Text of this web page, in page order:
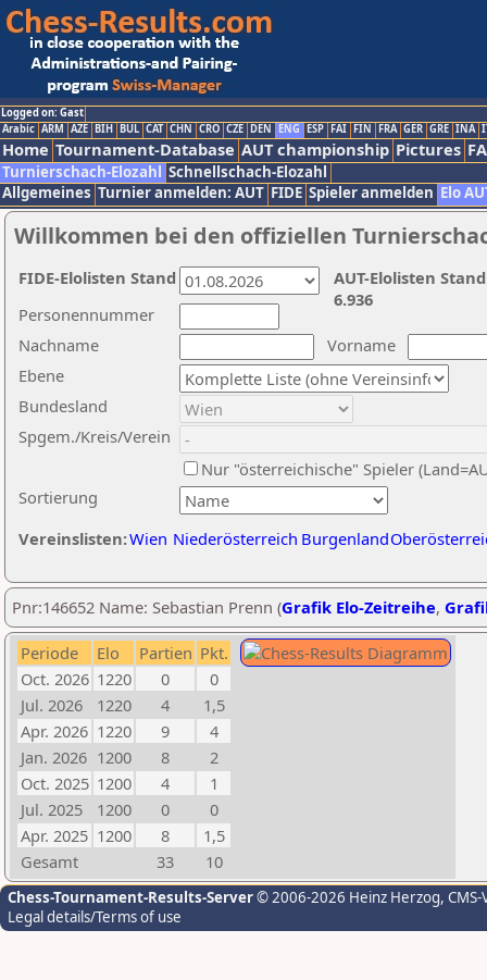
Logged on: Gast
Arabic ARM AZE BIH BUL CAT CHN CRO CZE DEN ENG ESP FAI FIN FRA GER GRE INA
Home Tournament-Database AUT championship Pictures
Turnierschach-Elozahl Schnellschach-Elozahl
Allgemeines Turnier anmelden: AUT FIDE Spieler anmelden Elo
Willkommen bei den offiziellen
Nachname
Vorname
Ebene
Sortierung
Personennummer
Bundesland
Spgem./Kreis/Verein
Nur "österreichische" Spieler
Vereinslisten:Wien Niederösterreich Burgenland
AUT-Elolisten
6.936
FIDE-Elolisten Stand
Pnr:146652 Name: Sebastian Prenn (Grafik Elo-Zeitreihe,
Periode Elo Partien Pkt.
Oct. 2026 1220 0
0
Jul. 2026
1220 4
1,5
Apr. 2026 1220 9
4
Jan. 2026 1200 8
2
Oct. 2025 1200 4
1
Jul. 2025
1200 0
0
Apr. 2025 1200 8
1,5
Gesamt
33 10
Chess-Tournament-Results-Server© 2006-2026 Heinz Herzog,
Legal details/Terms of use